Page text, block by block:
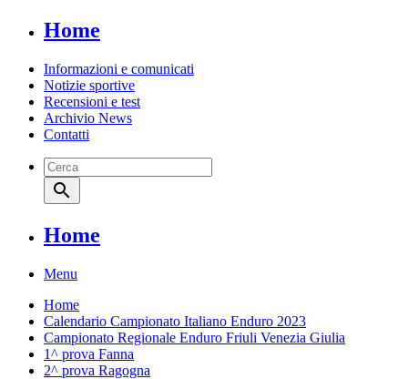
Home
Informazioni e comunicati
Notizie sportive
Recensioni e test
Archivio News
Contatti
search
Home
Menu
Home
Calendario Campionato Italiano Enduro 2023
Campionato Regionale Enduro Friuli Venezia Giulia
1^ prova Fanna
2^ prova Ragogna